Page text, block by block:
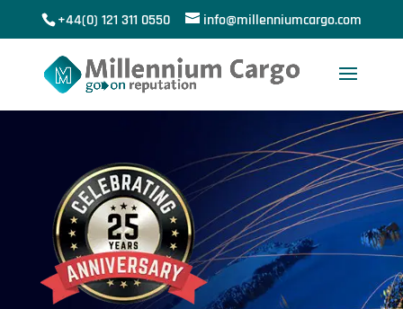
+44(0) 121 311 0550 info@millenniumcargo.com